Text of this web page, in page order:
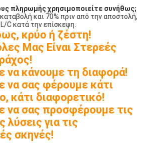
πληρωμής χρησιμοποιείτε συνήθως;
και 70% πριν από την αποστολή,
C κατά την επίσκεψη.
κρύο ή ζέστη!
Μας Είναι Στερεές
να κάνουμε τη διαφορά!
να σας φέρουμε κάτι
κάτι διαφορετικό!
να σας προσφέρουμε τις
λύσεις για τις
σκηνές!